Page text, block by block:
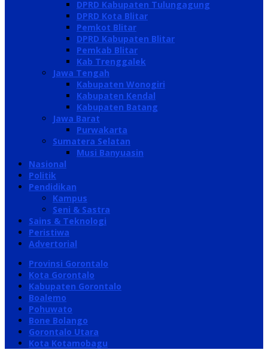
DPRD Kabupaten Tulungagung
DPRD Kota Blitar
Pemkot Blitar
DPRD Kabupaten Blitar
Pemkab Blitar
Kab Trenggalek
Jawa Tengah
Kabupaten Wonogiri
Kabupaten Kendal
Kabupaten Batang
Jawa Barat
Purwakarta
Sumatera Selatan
Musi Banyuasin
Nasional
Politik
Pendidikan
Kampus
Seni & Sastra
Sains & Teknologi
Peristiwa
Advertorial
Provinsi Gorontalo
Kota Gorontalo
Kabupaten Gorontalo
Boalemo
Pohuwato
Bone Bolango
Gorontalo Utara
Kota Kotamobagu